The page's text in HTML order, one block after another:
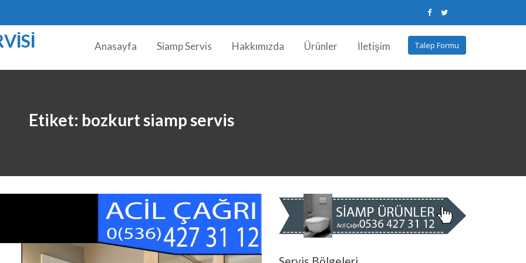
Talep Formu
Anasayfa Siamp Servis Hakkımızda Ürünler İletişim
Etiket: bozkurt siamp servis